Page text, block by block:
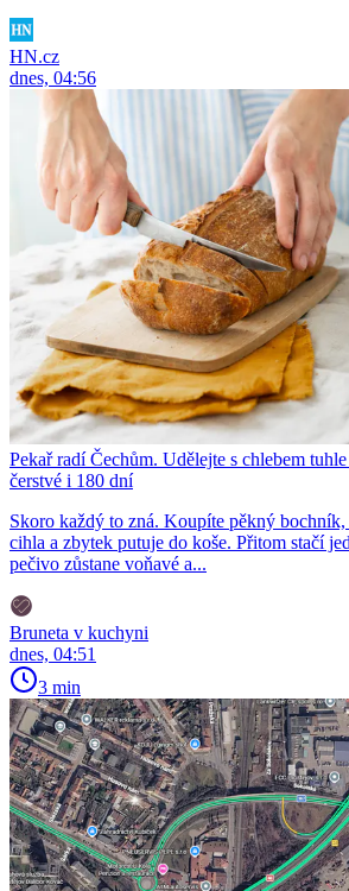
HN.cz
dnes, 04:56
Pekař radí Čechům. Udělejte s chlebem
čerstvé i 180 dní
Skoro každý to zná. Koupíte pěkný
cihla a zbytek putuje do koše. Přitom stačí
pečivo zůstane voňavé a...
Bruneta v kuchyni
dnes, 04:51
3 min